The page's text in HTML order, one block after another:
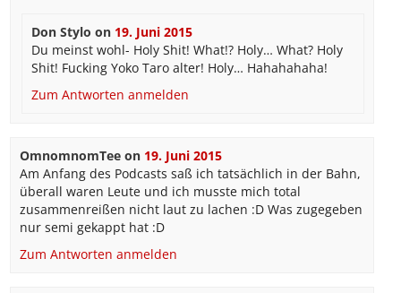
Don Stylo on 19. Juni 2015
Du meinst wohl- Holy Shit! What!? Holy… What? Holy
Shit! Fucking Yoko Taro alter! Holy… Hahahahaha!
Zum Antworten anmelden
OmnomnomTeeon 19. Juni 2015
Am Anfang des Podcasts saß ich tatsächlich in der Bahn,
überall waren Leute und ich musste mich total
zusammenreißen nicht laut zu lachen :D Was zugegeben
nur semi gekappt hat :D
Zum Antworten anmelden